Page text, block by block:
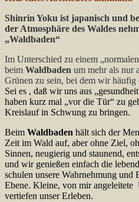
Shinrin Yoku ist japanisch und
der Atmosphäre des Waldes
„Waldbaden“
Im Unterschied zu einem
beim Waldbaden um mehr als nur
Grünen zu sein, bei dem wir häufig
Sei es , daß wir uns aus
haben kurz mal „vor die Tür“ zu
Kreislauf in Schwung zu bringen.
Beim Waldbaden hält sich der
Zeit im Wald auf, aber ohne Ziel,
Sinnen, neugierig und staunend,
und wir genießen einfach die
schulen unsere Wahrnehmung und
Ebene. Kleine, von mir angeleitete
vertiefen unser Erleben.